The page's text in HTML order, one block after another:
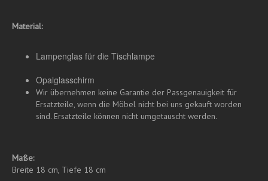
Material:
Lampenglas für die Tischlampe
Opalglasschirm
Wir übernehmen keine Garantie der Passgenauigkeit für
Ersatzteile, wenn die Möbel nicht bei uns gekauft worden
sind. Ersatzteile können nicht umgetauscht werden.
Maße:
Breite 18 cm, Tiefe 18 cm